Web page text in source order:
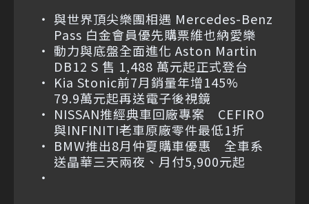
與世界頂尖樂團相遇 Mercedes-Benz
Pass 白金會員優先購票維也納愛樂
動力與底盤全面進化 Aston Martin
DB12 S 售 1,488 萬元起正式登台
Kia Stonic前7月銷量年增145%
79.9萬元起再送電子後視鏡
NISSAN推經典車回廠專案 CEFIRO
與INFINITI老車原廠零件最低1折
BMW推出8月仲夏購車優惠 全車系
送晶華三天兩夜、月付5,900元起